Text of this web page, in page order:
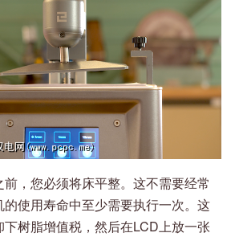
，您必须将床平整。这不需要经常
使用寿命中至少需要执行一次。这
树脂增值税，然后在LCD上放一张